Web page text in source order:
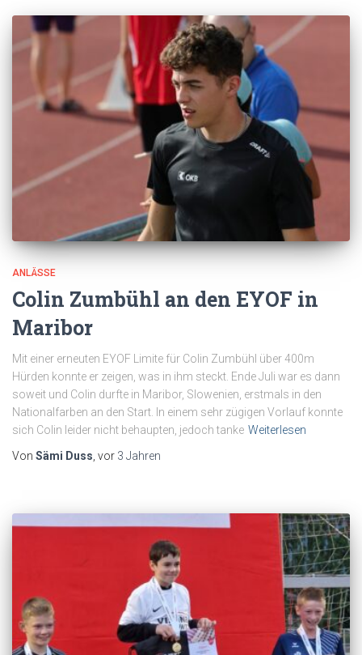
ANLÄSSE
Colin Zumbühl an den EYOF in
Maribor
Mit einer erneuten EYOF Limite für Colin Zumbühl über 400m
Hürden konnte er zeigen, was in ihm steckt. Ende Juli war es dann
soweit und Colin durfte in Maribor, Slowenien, erstmals in den
Nationalfarben an den Start. In einem sehr zügigen Vorlauf konnte
sich Colin leider nicht behaupten, jedoch tanke Weiterlesen
Von Sämi Duss , vor 3 Jahren